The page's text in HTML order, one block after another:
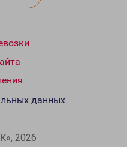
2026
данных